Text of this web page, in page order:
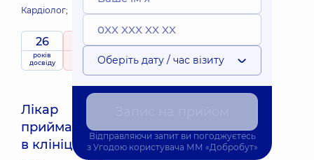
Кардіолог;
26
років
досвіду
5 / 5
рейтингна підставі
395 відгуків
Експерт
Лікар
приймає
в клініці
Найближчий час прийому: 10.08.2026 8:00
Оберіть дату / час візиту
Відправляючи запит ви погоджуєтесь
з Угодою користувача ММ «Добробут»